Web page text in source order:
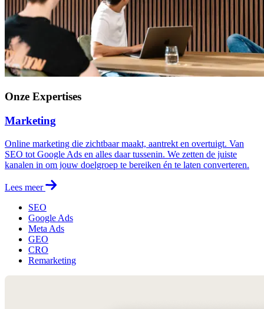
Onze Expertises
Marketing
Online marketing die zichtbaar maakt, aantrekt en overtuigt. Van
SEO tot Google Ads en alles daar tussenin. We zetten de juiste
kanalen in om jouw doelgroep te bereiken én te laten converteren.
Lees meer
SEO
Google Ads
Meta Ads
GEO
CRO
Remarketing